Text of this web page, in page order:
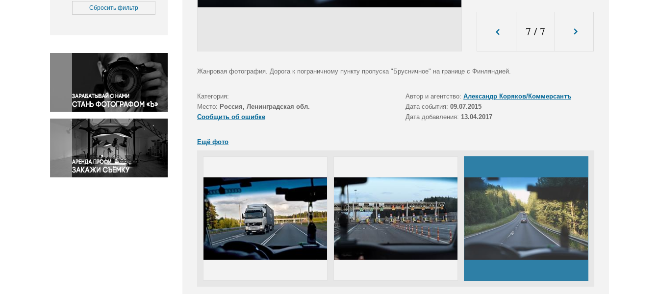
Медицина
Окружающая среда
Политика
Правосудие
Происшествия и конфликты
Религия
Светская жизнь
Спорт
Экология
Экономика и бизнес
Сбросить фильтр
7 /7
Жанровая фотография. Дорога к пограничному пункту пропуска "Брусничное" на границе с Финляндией.
Категория: Автор и агентство: Александр Коряков/Коммерсантъ
Место: Россия, Ленинградская обл. Дата события: 09.07.2015
Сообщить об ошибке
Дата добавления: 13.04.2017
Ещё фото